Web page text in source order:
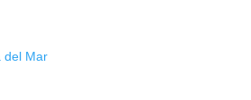
del Mar